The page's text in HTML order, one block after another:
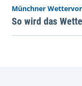
Münchner
So wird das